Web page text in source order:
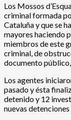
Los Mossos
criminal formada
Cataluña y que se
mayores haciendo
miembros de este
criminal, de
documento
Los agentes
pasado y ésta
detenido y 12
nuevas